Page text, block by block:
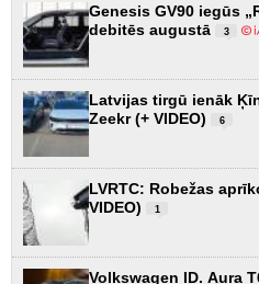
Genesis GV90 iegūs
debitēs augustā
3
Latvijas tirgū ienāk
Zeekr (+ VIDEO)
6
LVRTC: Robežas
VIDEO)
1
Volkswagen ID. Aura